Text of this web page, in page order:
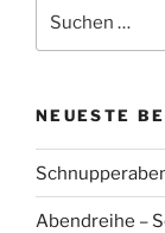
nach:
NEUESTE
Abendreihe –